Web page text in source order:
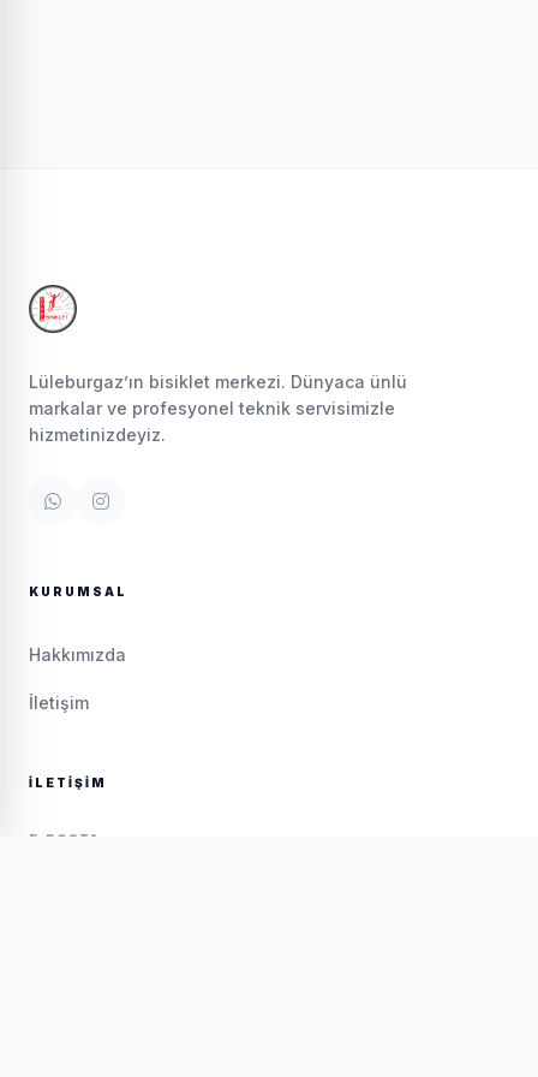
Lüleburgaz’ın bisiklet merkezi. Dünyaca ünlü
markalar ve profesyonel teknik servisimizle
hizmetinizdeyiz.
KURUMSAL
Hakkımızda
İletişim
İLETIŞIM
E-POSTA